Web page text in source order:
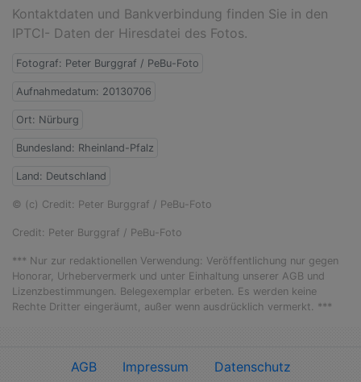
Kontaktdaten und Bankverbindung finden Sie in den
IPTCI- Daten der Hiresdatei des Fotos.
Fotograf: Peter Burggraf / PeBu-Foto
Aufnahmedatum: 20130706
Ort: Nürburg
Bundesland: Rheinland-Pfalz
Land: Deutschland
© (c) Credit: Peter Burggraf / PeBu-Foto
Credit: Peter Burggraf / PeBu-Foto
*** Nur zur redaktionellen Verwendung: Veröffentlichung nur gegen
Honorar, Urhebervermerk und unter Einhaltung unserer AGB und
Lizenzbestimmungen. Belegexemplar erbeten. Es werden keine
Rechte Dritter eingeräumt, außer wenn ausdrücklich vermerkt. ***
AGB Impressum Datenschutz